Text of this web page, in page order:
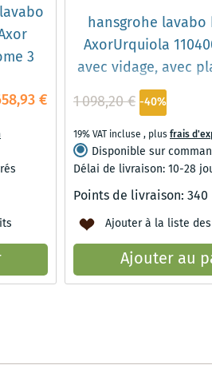
3
€
hansgrohe lavabo
AxorUrquiola
avec vidage, avec
1 098,20 € -40%
19% VAT incluse , plusfrais
Disponible sur
Délai de livraison: 10-28
Points de livraison: 340
Ajouter à la liste
Ajouter au